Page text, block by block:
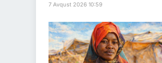
7 Avqust 2026 10:59